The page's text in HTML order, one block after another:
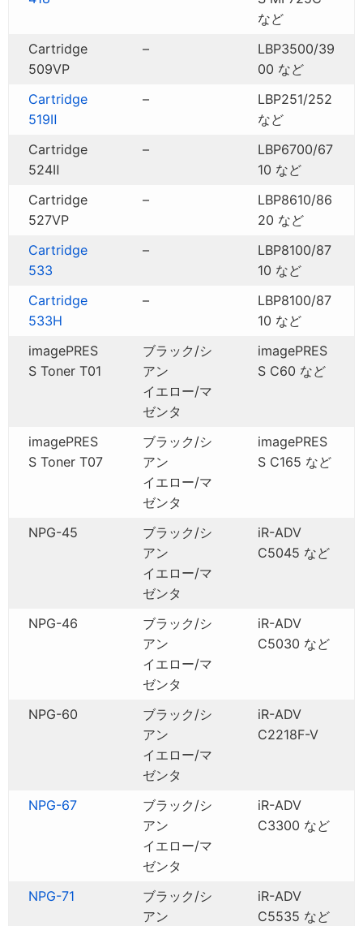
など
Cartridge
509VP
–
LBP3500/39
00 など
Cartridge
519Ⅱ
–
LBP251/252
など
Cartridge
524Ⅱ
–
LBP6700/67
10 など
Cartridge
527VP
–
LBP8610/86
20 など
Cartridge
533
–
LBP8100/87
10 など
Cartridge
533H
–
LBP8100/87
10 など
imagePRES
S Toner T01
ブラック/シ
アン
イエロー/マ
ゼンタ
imagePRES
S C60 など
imagePRES
S Toner T07
ブラック/シ
アン
イエロー/マ
ゼンタ
imagePRES
S C165 など
NPG-45
ブラック/シ
アン
イエロー/マ
ゼンタ
iR-ADV
C5045 など
NPG-46
ブラック/シ
アン
イエロー/マ
ゼンタ
iR-ADV
C5030 など
NPG-60
ブラック/シ
アン
イエロー/マ
ゼンタ
iR-ADV
C2218F-V
NPG-67
ブラック/シ
アン
イエロー/マ
ゼンタ
iR-ADV
C3300 など
NPG-71
ブラック/シ
アン
iR-ADV
C5535 など